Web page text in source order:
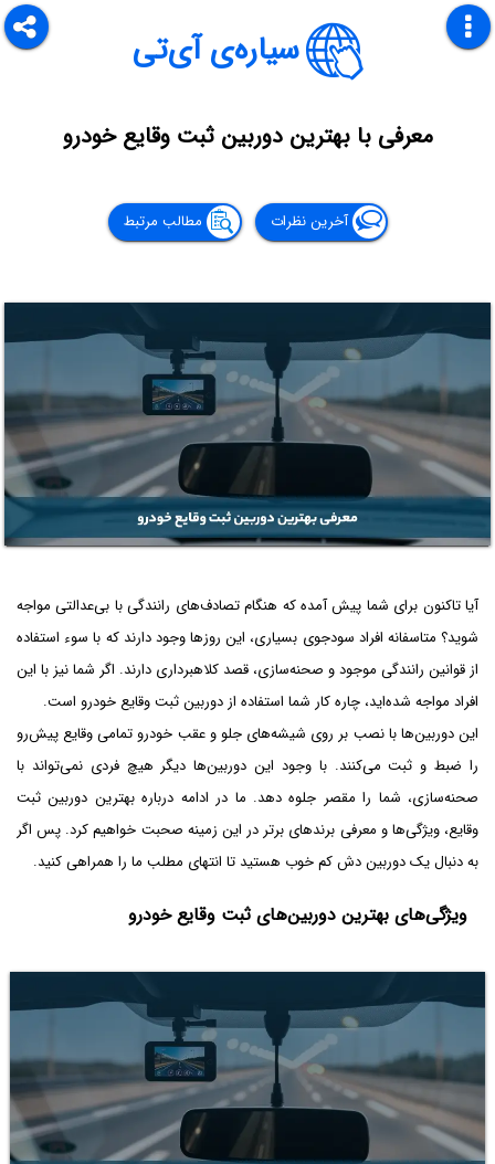
سیاره‌ی آی‌تی
معرفی با بهترین دوربین ثبت وقایع خودرو
آخرین نظرات مطالب مرتبط
آیا تاکنون برای شما پیش آمده که هنگام تصادف‌های رانندگی با بی‌عدالتی مواجه
شوید؟ متاسفانه افراد سودجوی بسیاری، این روزها وجود دارند که با سوء استفاده
از قوانین رانندگی موجود و صحنه‌سازی، قصد کلاهبرداری دارند. اگر شما نیز با این
افراد مواجه شده‌اید، چاره کار شما استفاده از دوربین ثبت وقایع خودرو است.
این دوربین‌ها با نصب بر روی شیشه‌های جلو و عقب خودرو تمامی وقایع پیش‌رو
را ضبط و ثبت می‌کنند. با وجود این دوربین‌ها دیگر هیچ فردی نمی‌تواند با
صحنه‌سازی، شما را مقصر جلوه دهد. ما در ادامه درباره بهترین دوربین ثبت
وقایع، ویژگی‌ها و معرفی برندهای برتر در این زمینه صحبت خواهیم کرد. پس اگر
به دنبال یک دوربین دش کم خوب هستید تا انتهای مطلب ما را همراهی کنید.
ویژگی‌های بهترین دوربین‌های ثبت وقایع خودرو